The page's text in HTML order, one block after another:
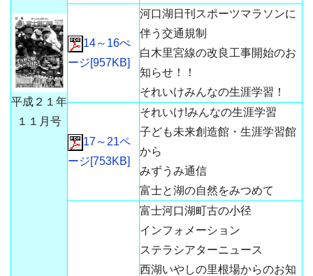
平成２１年
１１月号
14～16ぺ
ージ[957KB]
河口湖日刊スポーツマラソンに
伴う交通規制
白木里宮線の改良工事開始のお
知らせ！！
それいけみんなの生涯学習！
17～21ペ
ージ[753KB]
それいけ!みんなの生涯学習
子ども未来創造館・生涯学習館
から
みずうみ通信
富士と湖の自然をみつめて
富士河口湖町古の小径
インフォメーション
ステラシアターニュース
西湖いやしの里根場からのお知